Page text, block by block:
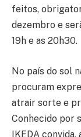
feitos,
dezembro e
19h e as 20h30.
No país do sol
procuram
atrair sorte e
Conhecido por
IKEDA